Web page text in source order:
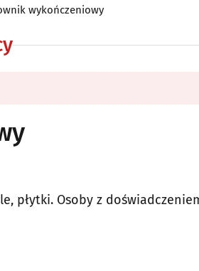
wykończeniowy
płytki. Osoby z